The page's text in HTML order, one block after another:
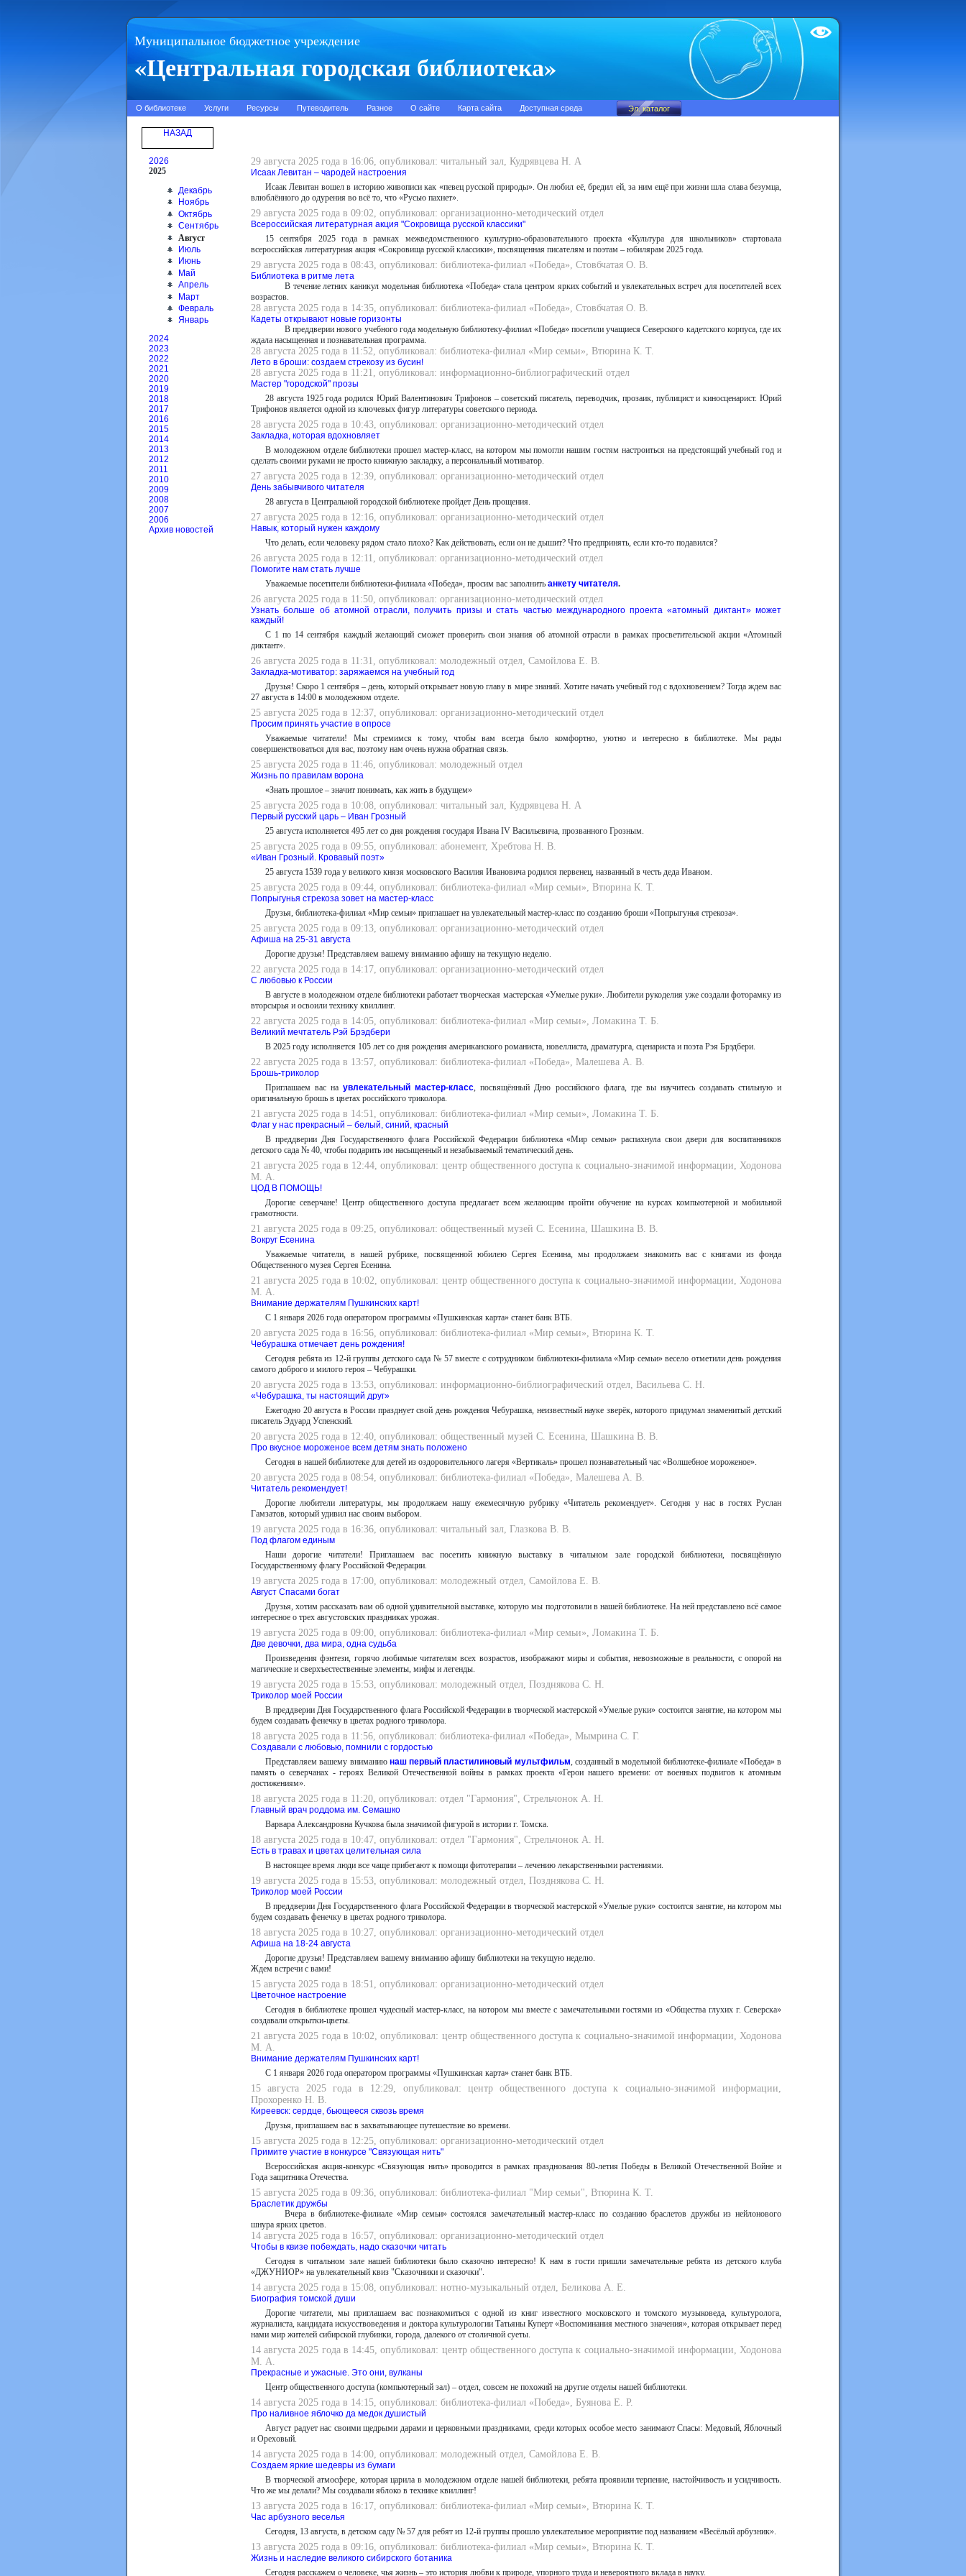
Муниципальное бюджетное учреждение
«Центральная городская библиотека»
Test
О библиотеке Услуги Ресурсы Путеводитель Разное О сайте Карта сайта Доступная среда
НАЗАД
2026
2025
Декабрь
Ноябрь
Октябрь
Сентябрь
Август
Июль
Июнь
Май
Апрель
Март
Февраль
Январь
2024
2023
2022
2021
2020
2019
2018
2017
2016
2015
2014
2013
2012
2011
2010
2009
2008
2007
2006
Архив новостей
29 августа 2025 года в 16:06, опубликовал: читальный зал, Кудрявцева Н. А
Исаак Левитан – чародей настроения
Исаак Левитан вошел в историю живописи как «певец русской природы». Он любил её, бредил ей, за ним ещё при жизни шла слава безумца,
влюблённого до одурения во всё то, что «Русью пахнет».
29 августа 2025 года в 09:02, опубликовал: организационно-методический отдел
Всероссийская литературная акция "Сокровища русской классики"
15 сентября 2025 года в рамках межведомственного культурно-образовательного проекта «Культура для школьников» стартовала
всероссийская литературная акция «Сокровища русской классики», посвященная писателям и поэтам – юбилярам 2025 года.
29 августа 2025 года в 08:43, опубликовал: библиотека-филиал «Победа», Стовбчатая О. В.
Библиотека в ритме лета
В течение летних каникул модельная библиотека «Победа» стала центром ярких событий и увлекательных встреч для посетителей всех
возрастов.
28 августа 2025 года в 14:35, опубликовал: библиотека-филиал «Победа», Стовбчатая О. В.
Кадеты открывают новые горизонты
В преддверии нового учебного года модельную библиотеку-филиал «Победа» посетили учащиеся Северского кадетского корпуса, где их
ждала насыщенная и познавательная программа.
28 августа 2025 года в 11:52, опубликовал: библиотека-филиал «Мир семьи», Втюрина К. Т.
Лето в броши: создаем стрекозу из бусин!
28 августа 2025 года в 11:21, опубликовал: информационно-библиографический отдел
Мастер "городской" прозы
28 августа 1925 года родился Юрий Валентинович Трифонов – советский писатель, переводчик, прозаик, публицист и киносценарист. Юрий
Трифонов является одной из ключевых фигур литературы советского периода.
28 августа 2025 года в 10:43, опубликовал: организационно-методический отдел
Закладка, которая вдохновляет
В молодежном отделе библиотеки прошел мастер-класс, на котором мы помогли нашим гостям настроиться на предстоящий учебный год и
сделать своими руками не просто книжную закладку, а персональный мотиватор.
27 августа 2025 года в 12:39, опубликовал: организационно-методический отдел
День забывчивого читателя
28 августа в Центральной городской библиотеке пройдет День прощения.
27 августа 2025 года в 12:16, опубликовал: организационно-методический отдел
Навык, который нужен каждому
Что делать, если человеку рядом стало плохо? Как действовать, если он не дышит? Что предпринять, если кто-то подавился?
26 августа 2025 года в 12:11, опубликовал: организационно-методический отдел
Помогите нам стать лучше
Уважаемые посетители библиотеки-филиала «Победа», просим вас заполнить анкету читателя.
26 августа 2025 года в 11:50, опубликовал: организационно-методический отдел
Узнать больше об атомной отрасли, получить призы и стать частью международного проекта «атомный диктант» может
каждый!
С 1 по 14 сентября каждый желающий сможет проверить свои знания об атомной отрасли в рамках просветительской акции «Атомный
диктант».
26 августа 2025 года в 11:31, опубликовал: молодежный отдел, Самойлова Е. В.
Закладка-мотиватор: заряжаемся на учебный год
Друзья! Скоро 1 сентября – день, который открывает новую главу в мире знаний. Хотите начать учебный год с вдохновением? Тогда ждем вас
27 августа в 14:00 в молодежном отделе.
25 августа 2025 года в 12:37, опубликовал: организационно-методический отдел
Просим принять участие в опросе
Уважаемые читатели! Мы стремимся к тому, чтобы вам всегда было комфортно, уютно и интересно в библиотеке. Мы рады
совершенствоваться для вас, поэтому нам очень нужна обратная связь.
25 августа 2025 года в 11:46, опубликовал: молодежный отдел
Жизнь по правилам ворона
«Знать прошлое – значит понимать, как жить в будущем»
25 августа 2025 года в 10:08, опубликовал: читальный зал, Кудрявцева Н. А
Первый русский царь – Иван Грозный
25 августа исполняется 495 лет со дня рождения государя Ивана IV Васильевича, прозванного Грозным.
25 августа 2025 года в 09:55, опубликовал: абонемент, Хребтова Н. В.
«Иван Грозный. Кровавый поэт»
25 августа 1539 года у великого князя московского Василия Ивановича родился первенец, названный в честь деда Иваном.
25 августа 2025 года в 09:44, опубликовал: библиотека-филиал «Мир семьи», Втюрина К. Т.
Попрыгунья стрекоза зовет на мастер-класс
Друзья, библиотека-филиал «Мир семьи» приглашает на увлекательный мастер-класс по созданию броши «Попрыгунья стрекоза».
25 августа 2025 года в 09:13, опубликовал: организационно-методический отдел
Афиша на 25-31 августа
Дорогие друзья! Представляем вашему вниманию афишу на текущую неделю.
22 августа 2025 года в 14:17, опубликовал: организационно-методический отдел
С любовью к России
В августе в молодежном отделе библиотеки работает творческая мастерская «Умелые руки». Любители рукоделия уже создали фоторамку из
вторсырья и освоили технику квиллинг.
22 августа 2025 года в 14:05, опубликовал: библиотека-филиал «Мир семьи», Ломакина Т. Б.
Великий мечтатель Рэй Брэдбери
В 2025 году исполняется 105 лет со дня рождения американского романиста, новеллиста, драматурга, сценариста и поэта Рэя Брэдбери.
22 августа 2025 года в 13:57, опубликовал: библиотека-филиал «Победа», Малешева А. В.
Брошь-триколор
Приглашаем вас наувлекательный мастер-класс, посвящённый Дню российского флага, где вы научитесь создавать стильную и
оригинальную брошь в цветах российского триколора.
21 августа 2025 года в 14:51, опубликовал: библиотека-филиал «Мир семьи», Ломакина Т. Б.
Флаг у нас прекрасный – белый, синий, красный
В преддверии Дня Государственного флага Российской Федерации библиотека «Мир семьи» распахнула свои двери для воспитанников
детского сада № 40, чтобы подарить им насыщенный и незабываемый тематический день.
21 августа 2025 года в 12:44, опубликовал: центр общественного доступа к социально-значимой информации, Ходонова
М. А.
ЦОД В ПОМОЩЬ!
Дорогие северчане! Центр общественного доступа предлагает всем желающим пройти обучение на курсах компьютерной и мобильной
грамотности.
21 августа 2025 года в 09:25, опубликовал: общественный музей С. Есенина, Шашкина В. В.
Вокруг Есенина
Уважаемые читатели, в нашей рубрике, посвященной юбилею Сергея Есенина, мы продолжаем знакомить вас с книгами из фонда
Общественного музея Сергея Есенина.
21 августа 2025 года в 10:02, опубликовал: центр общественного доступа к социально-значимой информации, Ходонова
М. А.
Внимание держателям Пушкинских карт!
С 1 января 2026 года оператором программы «Пушкинская карта» станет банк ВТБ.
20 августа 2025 года в 16:56, опубликовал: библиотека-филиал «Мир семьи», Втюрина К. Т.
Чебурашка отмечает день рождения!
Сегодня ребята из 12-й группы детского сада № 57 вместе с сотрудником библиотеки-филиала «Мир семьи» весело отметили день рождения
самого доброго и милого героя – Чебурашки.
20 августа 2025 года в 13:53, опубликовал: информационно-библиографический отдел, Васильева С. Н.
«Чебурашка, ты настоящий друг»
Ежегодно 20 августа в России празднует свой день рождения Чебурашка, неизвестный науке зверёк, которого придумал знаменитый детский
писатель Эдуард Успенский.
20 августа 2025 года в 12:40, опубликовал: общественный музей С. Есенина, Шашкина В. В.
Про вкусное мороженое всем детям знать положено
Сегодня в нашей библиотеке для детей из оздоровительного лагеря «Вертикаль» прошел познавательный час «Волшебное мороженое».
20 августа 2025 года в 08:54, опубликовал: библиотека-филиал «Победа», Малешева А. В.
Читатель рекомендует!
Дорогие любители литературы, мы продолжаем нашу ежемесячную рубрику «Читатель рекомендует». Сегодня у нас в гостях Руслан
Гамзатов, который удивил нас своим выбором.
19 августа 2025 года в 16:36, опубликовал: читальный зал, Глазкова В. В.
Под флагом единым
Наши дорогие читатели! Приглашаем вас посетить книжную выставку в читальном зале городской библиотеки, посвящённую
Государственному флагу Российской Федерации.
19 августа 2025 года в 17:00, опубликовал: молодежный отдел, Самойлова Е. В.
Август Спасами богат
Друзья, хотим рассказать вам об одной удивительной выставке, которую мы подготовили в нашей библиотеке. На ней представлено всё самое
интересное о трех августовских праздниках урожая.
19 августа 2025 года в 09:00, опубликовал: библиотека-филиал «Мир семьи», Ломакина Т. Б.
Две девочки, два мира, одна судьба
Произведения фэнтези, горячо любимые читателям всех возрастов, изображают миры и события, невозможные в реальности, с опорой на
магические и сверхъестественные элементы, мифы и легенды.
19 августа 2025 года в 15:53, опубликовал: молодежный отдел, Позднякова С. Н.
Триколор моей России
В преддверии Дня Государственного флага Российской Федерации в творческой мастерской «Умелые руки» состоится занятие, на котором мы
будем создавать фенечку в цветах родного триколора.
18 августа 2025 года в 11:56, опубликовал: библиотека-филиал «Победа», Мымрина С. Г.
Создавали с любовью, помнили с гордостью
Представляем вашему вниманию наш первый пластилиновый мультфильм, созданный в модельной библиотеке-филиале «Победа» в
память о северчанах - героях Великой Отечественной войны в рамках проекта «Герои нашего времени: от военных подвигов к атомным
достижениям».
18 августа 2025 года в 11:20, опубликовал: отдел "Гармония", Стрельчонок А. Н.
Главный врач роддома им. Семашко
Варвара Александровна Кучкова была значимой фигурой в истории г. Томска.
18 августа 2025 года в 10:47, опубликовал: отдел "Гармония", Стрельчонок А. Н.
Есть в травах и цветах целительная сила
В настоящее время люди все чаще прибегают к помощи фитотерапии – лечению лекарственными растениями.
19 августа 2025 года в 15:53, опубликовал: молодежный отдел, Позднякова С. Н.
Триколор моей России
В преддверии Дня Государственного флага Российской Федерации в творческой мастерской «Умелые руки» состоится занятие, на котором мы
будем создавать фенечку в цветах родного триколора.
18 августа 2025 года в 10:27, опубликовал: организационно-методический отдел
Афиша на 18-24 августа
Дорогие друзья! Представляем вашему вниманию афишу библиотеки на текущую неделю.
Ждем встречи с вами!
15 августа 2025 года в 18:51, опубликовал: организационно-методический отдел
Цветочное настроение
Сегодня в библиотеке прошел чудесный мастер-класс, на котором мы вместе с замечательными гостями из «Общества глухих г. Северска»
создавали открытки-цветы.
21 августа 2025 года в 10:02, опубликовал: центр общественного доступа к социально-значимой информации, Ходонова
М. А.
Внимание держателям Пушкинских карт!
С 1 января 2026 года оператором программы «Пушкинская карта» станет банк ВТБ.
15 августа 2025 года в 12:29, опубликовал: центр общественного доступа к социально-значимой информации,
Прохоренко Н. В.
Киреевск: сердце, бьющееся сквозь время
Друзья, приглашаем вас в захватывающее путешествие во времени.
15 августа 2025 года в 12:25, опубликовал: организационно-методический отдел
Примите участие в конкурсе "Связующая нить"
Всероссийская акция-конкурс «Связующая нить» проводится в рамках празднования 80-летия Победы в Великой Отечественной Войне и
Года защитника Отечества.
15 августа 2025 года в 09:36, опубликовал: библиотека-филиал "Мир семьи", Втюрина К. Т.
Браслетик дружбы
Вчера в библиотеке-филиале «Мир семьи» состоялся замечательный мастер-класс по созданию браслетов дружбы из нейлонового
шнура ярких цветов.
14 августа 2025 года в 16:57, опубликовал: организационно-методический отдел
Чтобы в квизе побеждать, надо сказочки читать
Сегодня в читальном зале нашей библиотеки было сказочно интересно! К нам в гости пришли замечательные ребята из детского клуба
«ДЖУНИОР» на увлекательный квиз "Сказочники и сказочки".
14 августа 2025 года в 15:08, опубликовал: нотно-музыкальный отдел, Беликова А. Е.
Биография томской души
Дорогие читатели, мы приглашаем вас познакомиться с одной из книг известного московского и томского музыковеда, культуролога,
журналиста, кандидата искусствоведения и доктора культурологии Татьяны Куперт «Воспоминания местного значения», которая открывает перед
нами мир жителей сибирской глубинки, города, далекого от столичной суеты.
14 августа 2025 года в 14:45, опубликовал: центр общественного доступа к социально-значимой информации, Ходонова
М. А.
Прекрасные и ужасные. Это они, вулканы
Центр общественного доступа (компьютерный зал) – отдел, совсем не похожий на другие отделы нашей библиотеки.
14 августа 2025 года в 14:15, опубликовал: библиотека-филиал «Победа», Буянова Е. Р.
Про наливное яблочко да медок душистый
Август радует нас своими щедрыми дарами и церковными праздниками, среди которых особое место занимают Спасы: Медовый, Яблочный
и Ореховый.
14 августа 2025 года в 14:00, опубликовал: молодежный отдел, Самойлова Е. В.
Создаем яркие шедевры из бумаги
В творческой атмосфере, которая царила в молодежном отделе нашей библиотеки, ребята проявили терпение, настойчивость и усидчивость.
Что же мы делали? Мы создавали яблоко в технике квиллинг!
13 августа 2025 года в 16:17, опубликовал: библиотека-филиал «Мир семьи», Втюрина К. Т.
Час арбузного веселья
Сегодня, 13 августа, в детском саду № 57 для ребят из 12-й группы прошло увлекательное мероприятие под названием «Весёлый арбузник».
13 августа 2025 года в 09:16, опубликовал: библиотека-филиал «Мир семьи», Втюрина К. Т.
Жизнь и наследие великого сибирского ботаника
Сегодня расскажем о человеке, чья жизнь – это история любви к природе, упорного труда и невероятного вклада в науку.